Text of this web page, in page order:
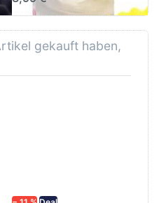
gekauft haben,